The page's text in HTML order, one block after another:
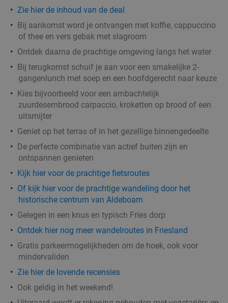
Zie hier de inhoud van de deal
Bij aankomst word je ontvangen met koffie, cappuccino
of thee en vers gebak met slagroom
Ontdek daarna de prachtige omgeving langs het water
Bij terugkomst schuif je aan voor een smakelijke 2-
gangenlunch met soep en een hoofdgerecht naar keuze
Kies bijvoorbeeld voor een ambachtelijk
zuurdesembrood carpaccio, kroketten op brood of een
uitsmijter
Geniet op het terras of in het gezellige binnengedeelte
De perfecte combinatie van actief buiten zijn en
ontspannen genieten
Kijk hier voor de prachtige fietsroutes
Of kijk hier voor de prachtige wandeling door het
historische centrum van Aldeboarn
Gelegen in een knus en typisch Fries dorp
Ontdek hier nog meer wandelroutes in Friesland
Gratis parkeermogelijkheden om de hoek, ook voor
mindervaliden
Zie hier de lovende recensies
Ook geldig in het weekend!